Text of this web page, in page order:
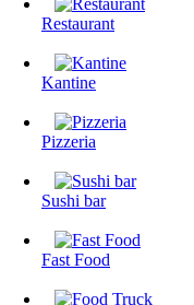
Restaurant
Kantine
Pizzeria
Sushi bar
Fast Food